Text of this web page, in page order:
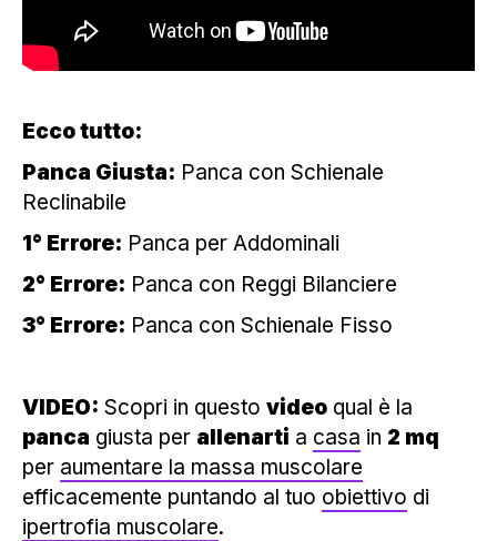
Ecco tutto:
Panca Giusta: Panca con Schienale
Reclinabile
1° Errore: Panca per Addominali
2° Errore: Panca con Reggi Bilanciere
3° Errore: Panca con Schienale Fisso
VIDEO: Scopri in questo video qual è la
panca giusta per allenarti a casa in 2 mq
per aumentare la massa muscolare
efficacemente puntando al tuo obiettivo di
ipertrofia muscolare.